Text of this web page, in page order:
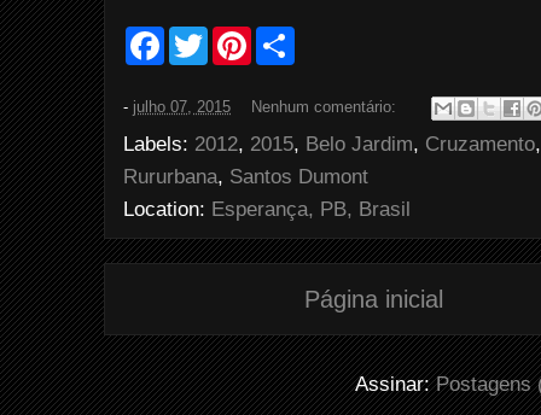
F
b
o
o
k
T
w
t
e
r
P
e
r
e
s
e
- julho 07, 2015 Nenhum comentário:
Labels: 2012, 2015, Belo Jardim, Cruzamento
Rururbana, Santos Dumont
Location: Esperança, PB, Brasil
Página inicial
Assinar:Postagens